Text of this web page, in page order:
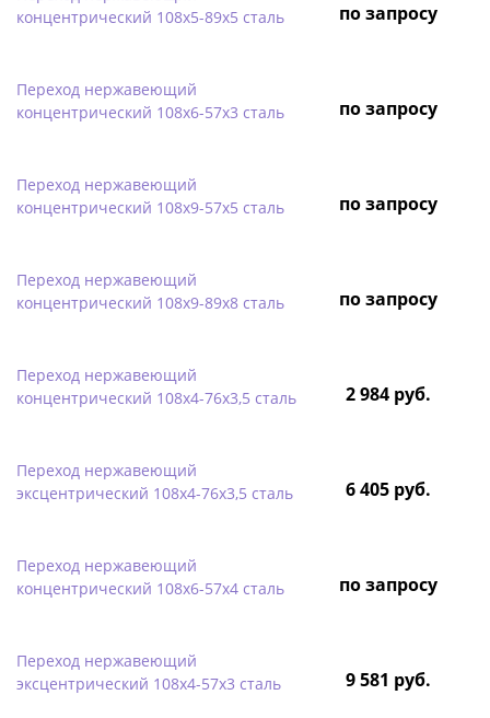
концентрический 108х5-89х5 сталь
по запросу
Переход нержавеющий
концентрический 108х6-57х3 сталь
по запросу
Переход нержавеющий
концентрический 108х9-57х5 сталь
по запросу
Переход нержавеющий
концентрический 108х9-89х8 сталь
по запросу
Переход нержавеющий
концентрический 108х4-76х3,5 сталь
2 984 руб.
Переход нержавеющий
эксцентрический 108х4-76х3,5 сталь
6 405 руб.
Переход нержавеющий
концентрический 108х6-57х4 сталь
по запросу
Переход нержавеющий
эксцентрический 108х4-57х3 сталь
9 581 руб.